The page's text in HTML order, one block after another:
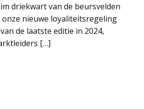
driekwart van de beursvelden
onze nieuwe loyaliteitsregeling
de laatste editie in 2024,
[…]